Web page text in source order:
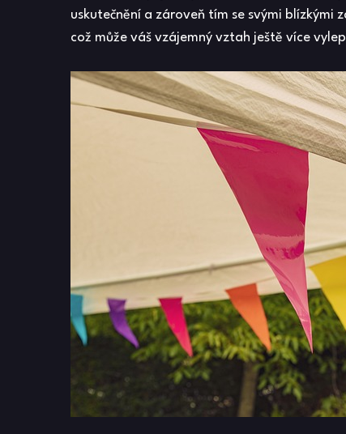
uskutečnění a zároveň tím se svými
což může váš vzájemný vztah ještě více